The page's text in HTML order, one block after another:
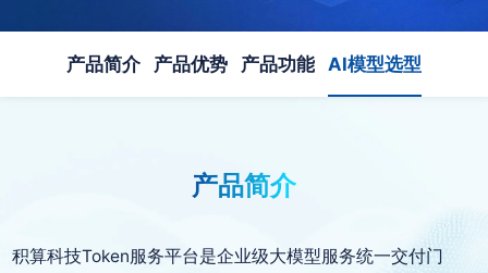
产品简介 产品优势 产品功能 AI模型选型
产品简介
积算科技Token服务平台是企业级大模型服务统一交付门